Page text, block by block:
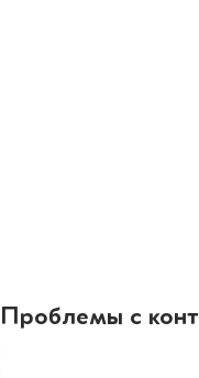
Проблемы с